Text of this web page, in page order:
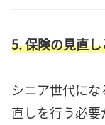
5. 保険の見直
シニア世代に
直しを行う必